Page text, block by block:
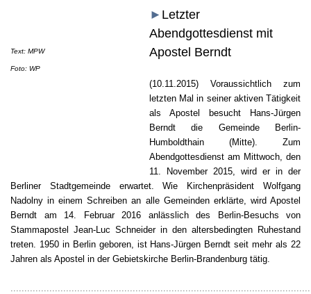
Text: MPW
Foto: WP
► Letzter
Abendgottesdienst mit
Apostel Berndt
(10.11.2015) Voraussichtlich zum
letzten Mal in seiner aktiven Tätigkeit
als Apostel besucht Hans-Jürgen
Berndt die Gemeinde Berlin-
Humboldthain (Mitte). Zum
Abendgottesdienst am Mittwoch, den
11. November 2015, wird er in der
Berliner Stadtgemeinde erwartet. Wie Kirchenpräsident Wolfgang
Nadolny in einem Schreiben an alle Gemeinden erklärte, wird Apostel
Berndt am 14. Februar 2016 anlässlich des Berlin-Besuchs von
Stammapostel Jean-Luc Schneider in den altersbedingten Ruhestand
treten. 1950 in Berlin geboren, ist Hans-Jürgen Berndt seit mehr als 22
Jahren als Apostel in der Gebietskirche Berlin-Brandenburg tätig.